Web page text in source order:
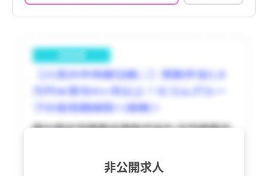
徳島県
香川県
愛媛県
阪南市
島本町
豊能町
能勢町
島本町すべて
豊能町 すべて
能勢町すべて
非公開求人
徳島県
香川県
愛媛県
阪南市
島本町
豊能町
能勢町
島本町すべて
豊能町 すべて
能勢町すべて